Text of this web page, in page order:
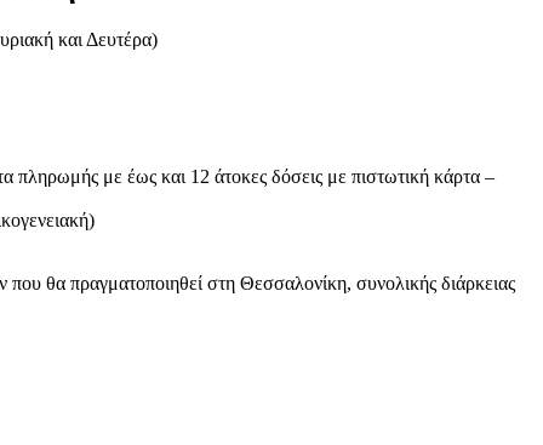
και Δευτέρα)
πληρωμής με έως και 12 άτοκες δόσεις με πιστωτική κάρτα –
θα πραγματοποιηθεί στη Θεσσαλονίκη, συνολικής διάρκειας